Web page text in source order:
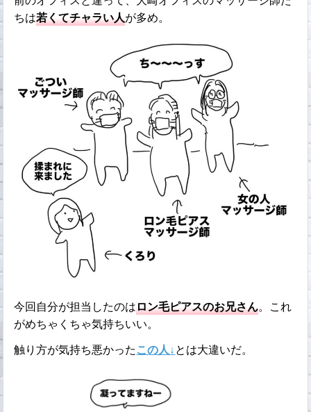
ちは若くてチャラい人が多め。
今回自分が担当したのはロン毛ピアスのお兄さん。これ
がめちゃくちゃ気持ちいい。
触り方が気持ち悪かったこの人↓とは大違いだ。